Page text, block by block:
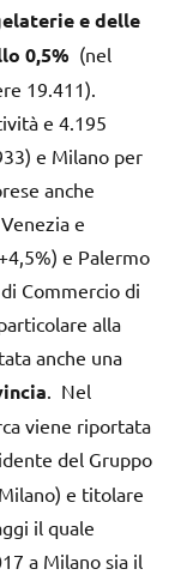
e delle
0,5% (nel
19.411).
e 4.195
e Milano per
anche
e
e Palermo
Commercio di
alla
anche una
. Nel
viene riportata
del Gruppo
e titolare
il quale
a Milano sia il